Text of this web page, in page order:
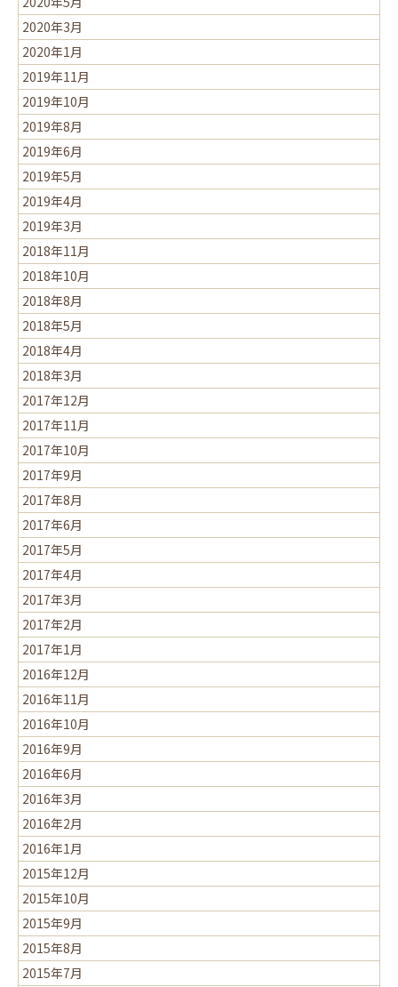
2020年3月
2020年1月
2019年11月
2019年10月
2019年8月
2019年6月
2019年5月
2019年4月
2019年3月
2018年11月
2018年10月
2018年8月
2018年5月
2018年4月
2018年3月
2017年12月
2017年11月
2017年10月
2017年9月
2017年8月
2017年6月
2017年5月
2017年4月
2017年3月
2017年2月
2017年1月
2016年12月
2016年11月
2016年10月
2016年9月
2016年6月
2016年3月
2016年2月
2016年1月
2015年12月
2015年10月
2015年9月
2015年8月
2015年7月